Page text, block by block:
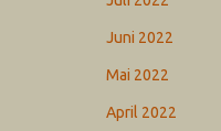
Juni 2022
Mai 2022
April 2022